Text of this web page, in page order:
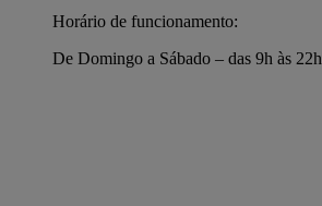
Horário de funcionamento:
De Domingo a Sábado – das 9h às 22h